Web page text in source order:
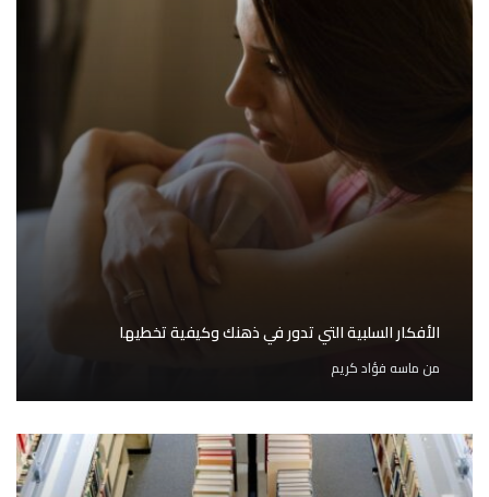
الأفكار السلبية التي تدور في ذهنك وكيفية تخطيها
من ماسه فؤاد كريم